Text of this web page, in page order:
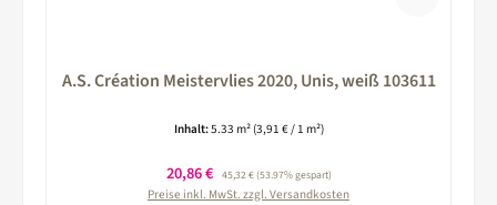
A.S. Création Meistervlies 2020, Unis, weiß 103611
Inhalt:5.33 m² (3,91 € / 1 m²)
Verkaufspreis:
20,86 € Regulärer Preis:
45,32 €(53.97% gespart)
Preise inkl. MwSt. zzgl. Versandkosten